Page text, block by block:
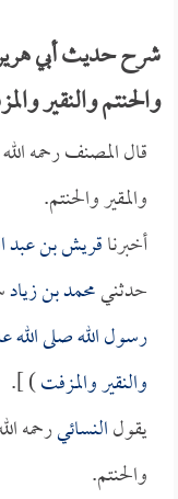
شرح حديث أبي
والحنتم والنقير
قال المصنف رحمه
والمقير والحنتم.
أخبرناقريش بن عبد
حدثنيمحمد بن زياد
رسول الله صلى الله
والنقير والمزفت) ].
يقولالنسائيرحمه
والحنتم.